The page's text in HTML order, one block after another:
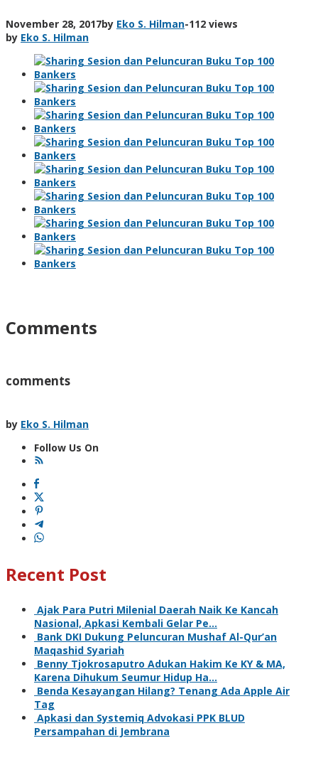
November 28, 2017by Eko S. Hilman-112 views
by Eko S. Hilman
Comments
comments
by Eko S. Hilman
Follow Us On
Recent Post
Ajak Para Putri Milenial Daerah Naik Ke Kancah
Nasional, Apkasi Kembali Gelar Pe…
Bank DKI Dukung Peluncuran Mushaf Al-Qur’an
Maqashid Syariah
Benny Tjokrosaputro Adukan Hakim Ke KY & MA,
Karena Dihukum Seumur Hidup Ha…
Benda Kesayangan Hilang? Tenang Ada Apple Air
Tag
Apkasi dan Systemiq Advokasi PPK BLUD
Persampahan di Jembrana